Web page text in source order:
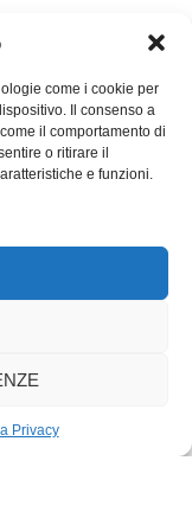
come i cookie per
Il consenso a
il comportamento di
o ritirare il
e funzioni.
Privacy
senza un pensiero
di parigini; e
ricca e
eccezione solo
infinite proposte di
centri
le regole del
spesso i residenti
la presa sui